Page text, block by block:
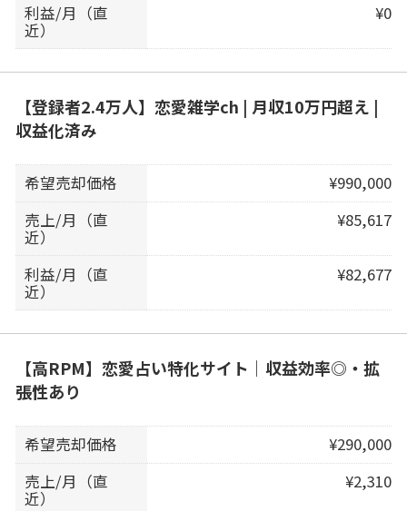
利益/月（直
近）
¥0
【登録者2.4万人】恋愛雑学ch | 月収10万円超え |
収益化済み
希望売却価格
¥990,000
売上/月（直
近）
¥85,617
利益/月（直
近）
¥82,677
【高RPM】恋愛占い特化サイト｜収益効率◎・拡
張性あり
希望売却価格
¥290,000
売上/月（直
近）
¥2,310